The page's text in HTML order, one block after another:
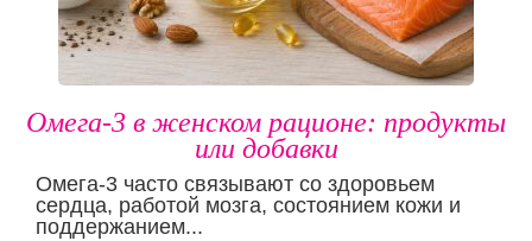
Омега-3 в женском рационе: продукты
или добавки
Омега-3 часто связывают со здоровьем
сердца, работой мозга, состоянием кожи и
поддержанием...